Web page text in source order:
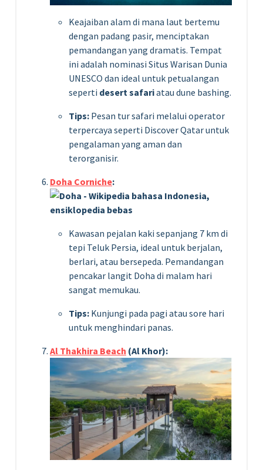
Keajaiban alam di mana laut bertemu
dengan padang pasir, menciptakan
pemandangan yang dramatis. Tempat
ini adalah nominasi Situs Warisan Dunia
UNESCO dan ideal untuk petualangan
seperti desert safariatau dune bashing.
Tips: Pesan tur safari melalui operator
terpercaya seperti Discover Qatar untuk
pengalaman yang aman dan
terorganisir.
Doha Corniche:
Kawasan pejalan kaki sepanjang 7 km di
tepi Teluk Persia, ideal untuk berjalan,
berlari, atau bersepeda. Pemandangan
pencakar langit Doha di malam hari
sangat memukau.
Tips: Kunjungi pada pagi atau sore hari
untuk menghindari panas.
Al Thakhira Beach (Al Khor):